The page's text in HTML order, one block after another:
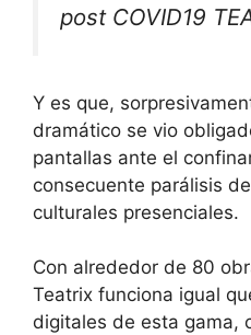
post COVID19
Y es que,
dramático se vio
pantallas ante el
consecuente parálisis
culturales presenciales.
Con alrededor de 80
Teatrix funciona igual
digitales de esta gama,